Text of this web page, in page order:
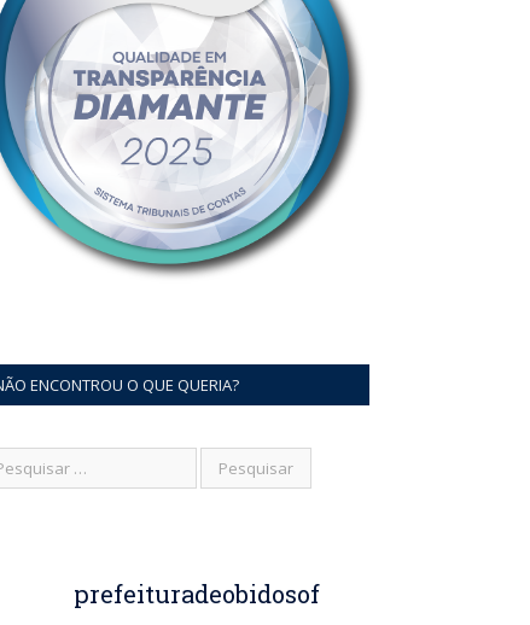
ENCONTROU O QUE QUERIA?
prefeituradeobidosof